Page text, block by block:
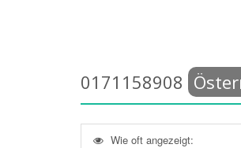
0171158908
Wie oft angezeigt: